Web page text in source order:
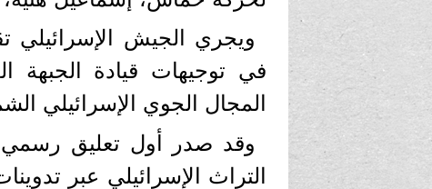
ويجري الجيش الإسرائيلي
في توجيهات قيادة الجبهة
المجال الجوي الإسرائيلي
وقد صدر أول تعليق رسمي
التراث الإسرائيلي عبر